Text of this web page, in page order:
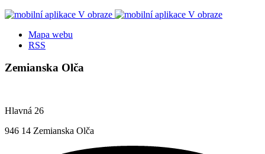
Mapa webu
RSS
Zemianska Olča
Hlavná 26
946 14 Zemianska Olča